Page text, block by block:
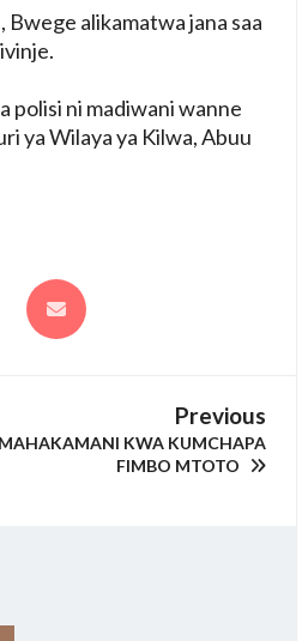
alikamatwa jana saa
polisi ni madiwani wanne
ya Wilaya ya Kilwa, Abuu
Previous
KWA KUMCHAPA
FIMBO MTOTO